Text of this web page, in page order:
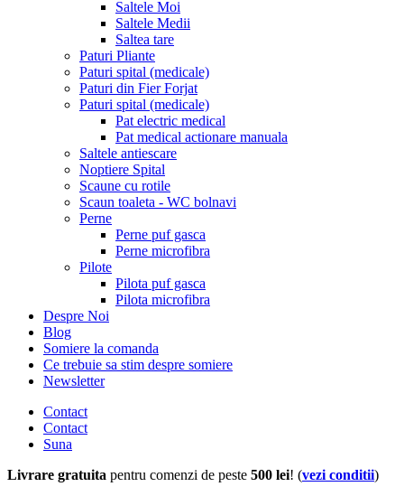
Saltele Moi
Saltele Medii
Saltea tare
Paturi Pliante
Paturi spital (medicale)
Paturi din Fier Forjat
Paturi spital (medicale)
Pat electric medical
Pat medical actionare manuala
Saltele antiescare
Noptiere Spital
Scaune cu rotile
Scaun toaleta - WC bolnavi
Perne
Perne puf gasca
Perne microfibra
Pilote
Pilota puf gasca
Pilota microfibra
Despre Noi
Blog
Somiere la comanda
Ce trebuie sa stim despre somiere
Newsletter
Contact
Contact
Suna
Livrare gratuita pentru comenzi de peste 500 lei! (vezi conditii)